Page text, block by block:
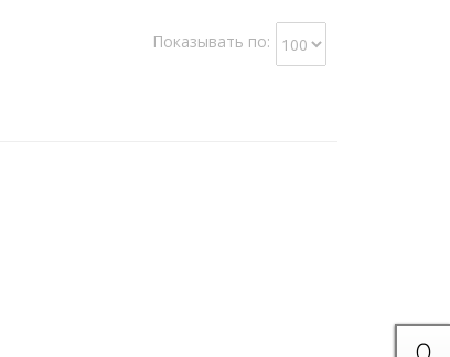
Показывать по: